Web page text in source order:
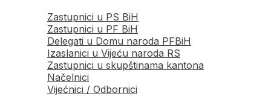
Zastupnici u PS BiH
Zastupnici u PF BiH
Delegati u Domu naroda PFBiH
Izaslanici u Vijeću naroda RS
Zastupnici u skupštinama kantona
Načelnici
Vijećnici / Odbornici